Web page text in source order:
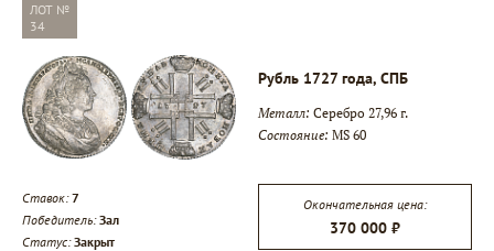
ЛОТ №
34
Рубль 1727 года, СПБ
Металл: Серебро 27,96 г.
Состояние: MS 60
Ставок:7
Победитель: Зал
Статус:Закрыт
Окончательная цена:
370 000 ₽